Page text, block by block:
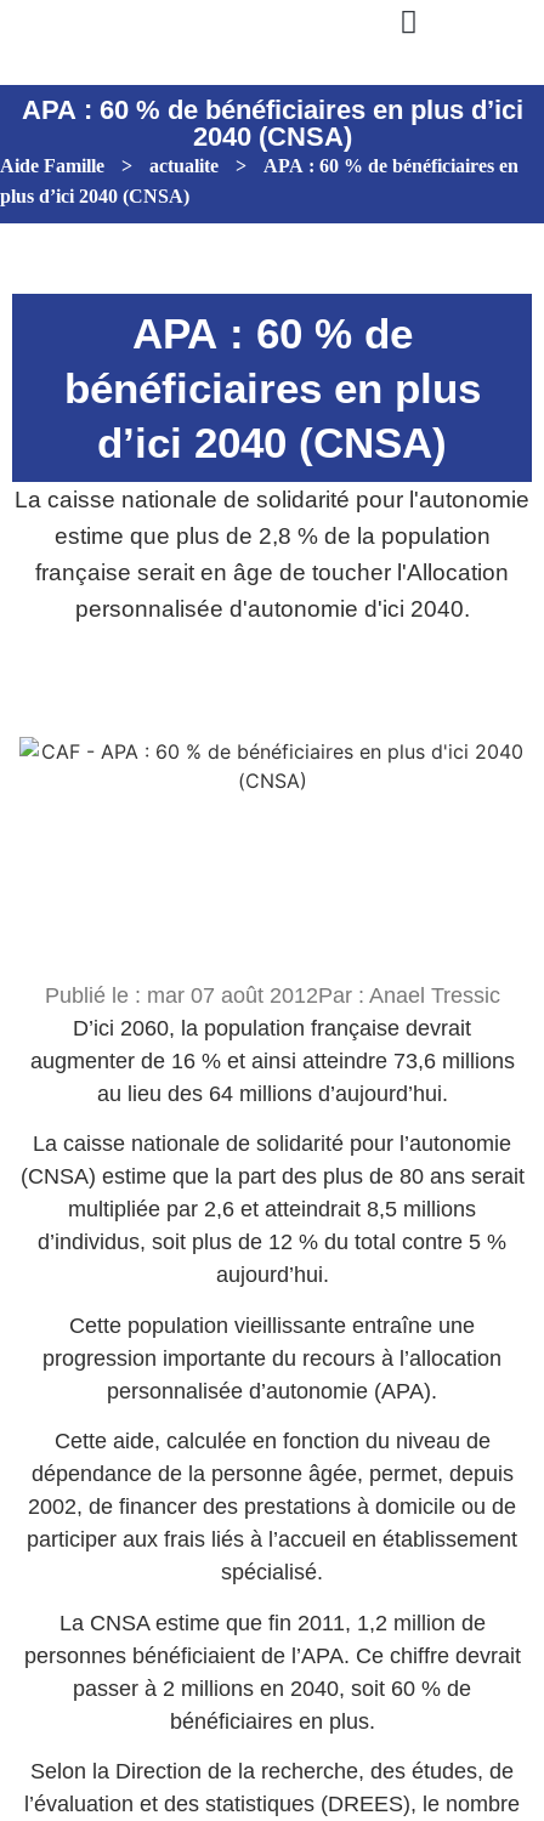
APA : 60 % de bénéficiaires en plus d’ici
2040 (CNSA)
Aide Famille > actualite >
APA : 60 % de bénéficiaires en
plus d’ici 2040 (CNSA)
APA : 60 % de
bénéficiaires en plus
d’ici 2040 (CNSA)
La caisse nationale de solidarité pour l'autonomie
estime que plus de 2,8 % de la population
française serait en âge de toucher l'Allocation
personnalisée d'autonomie d'ici 2040.
Publié le : mar 07 août 2012Par : Anael Tressic
D’ici 2060, la population française devrait
augmenter de 16 % et ainsi atteindre 73,6 millions
au lieu des 64 millions d’aujourd’hui.
La caisse nationale de solidarité pour l’autonomie
(CNSA) estime que la part des plus de 80 ans serait
multipliée par 2,6 et atteindrait 8,5 millions
d’individus, soit plus de 12 % du total contre 5 %
aujourd’hui.
Cette population vieillissante entraîne une
progression importante du recours à l’allocation
personnalisée d’autonomie (APA).
Cette aide, calculée en fonction du niveau de
dépendance de la personne âgée, permet, depuis
2002, de financer des prestations à domicile ou de
participer aux frais liés à l’accueil en établissement
spécialisé.
La CNSA estime que fin 2011, 1,2 million de
personnes bénéficiaient de l’APA. Ce chiffre devrait
passer à 2 millions en 2040, soit 60 % de
bénéficiaires en plus.
Selon la Direction de la recherche, des études, de
l’évaluation et des statistiques (DREES), le nombre